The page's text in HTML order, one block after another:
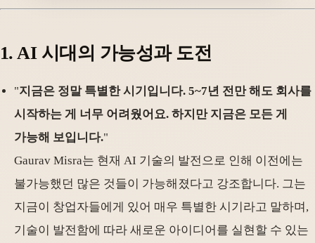
1. AI 시대의 가능성과 도전
"지금은 정말 특별한 시기입니다. 5~7년 전만 해도 회사를
시작하는 게 너무 어려웠어요. 하지만 지금은 모든 게
가능해 보입니다."
Gaurav Misra는 현재 AI 기술의 발전으로 인해 이전에는
불가능했던 많은 것들이 가능해졌다고 강조합니다. 그는
지금이 창업자들에게 있어 매우 특별한 시기라고 말하며,
기술이 발전함에 따라 새로운 아이디어를 실현할 수 있는